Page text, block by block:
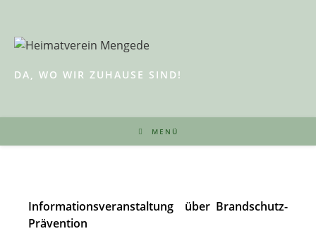
springen
DA, WO WIR ZUHAUSE SIND!
MENÜ
Informationsveranstaltung über Brandschutz-
Prävention